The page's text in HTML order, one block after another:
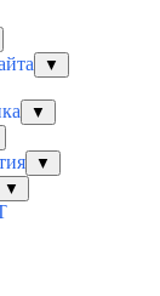
▼
▼
▼
▼